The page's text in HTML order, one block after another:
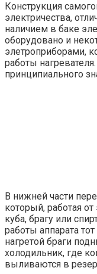
Конструкция
электричества,
наличием в баке
оборудовано и
элетроприборами,
работы
принципиального
В нижней части
который, работая
куба, брагу или
работы аппарата
нагретой браги
холодильник, где
выливаются в